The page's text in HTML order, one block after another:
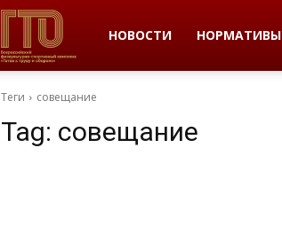
ВФСК
ГТО
НОВОСТИ НОРМАТИВЫ
Теги совещание
Tag: совещание